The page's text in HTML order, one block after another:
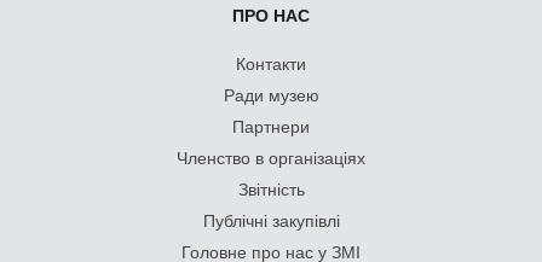
ПРО НАС
Контакти
Ради музею
Партнери
Членство в організаціях
Звітність
Публічні закупівлі
Головне про нас у ЗМІ